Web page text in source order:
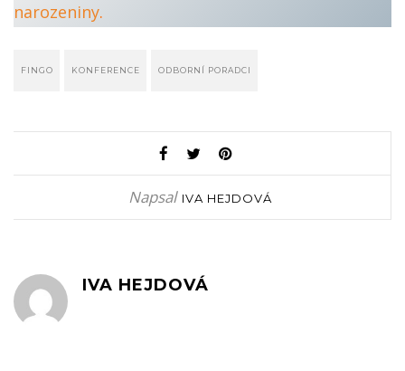
narozeniny.
FINGO KONFERENCE ODBORNÍ PORADCI
Napsal IVA HEJDOVÁ
IVA HEJDOVÁ